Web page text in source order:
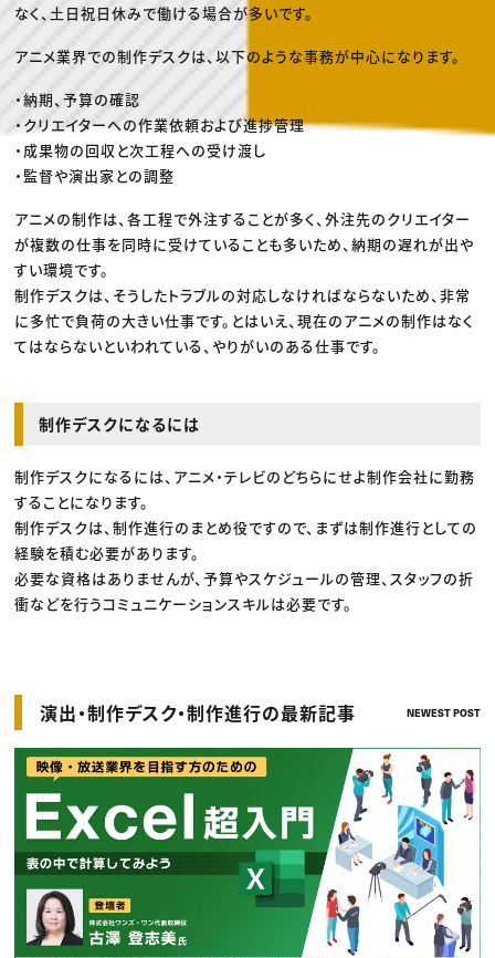
なく、土日祝日休みで働ける場合が多いです。
アニメ業界での制作デスクは、以下のような事務が中心になります。
・納期、予算の確認
・クリエイターへの作業依頼および進捗管理
・成果物の回収と次工程への受け渡し
・監督や演出家との調整
アニメの制作は、各工程で外注することが多く、外注先のクリエイター
が複数の仕事を同時に受けていることも多いため、納期の遅れが出や
すい環境です。
制作デスクは、そうしたトラブルの対応しなければならないため、非常
に多忙で負荷の大きい仕事です。とはいえ、現在のアニメの制作はなく
てはならないといわれている、やりがいのある仕事です。
制作デスクになるには
制作デスクになるには、アニメ・テレビのどちらにせよ制作会社に勤務
することになります。
制作デスクは、制作進行のまとめ役ですので、まずは制作進行としての
経験を積む必要があります。
必要な資格はありませんが、予算やスケジュールの管理、スタッフの折
衝などを行うコミュニケーションスキルは必要です。
演出・制作デスク・制作進行の最新記事 NEWEST POST